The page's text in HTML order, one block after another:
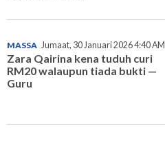
MASSA Jumaat, 30 Januari 2026 4:40 AM
Zara Qairina kena tuduh curi
RM20 walaupun tiada bukti —
Guru